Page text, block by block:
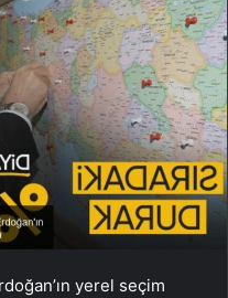
yerel seçim